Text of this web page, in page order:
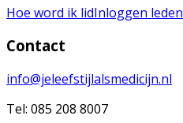
Hoe word ik lidInloggen leden
Contact
info@jeleefstijlalsmedicijn.nl
Tel: 085 208 8007